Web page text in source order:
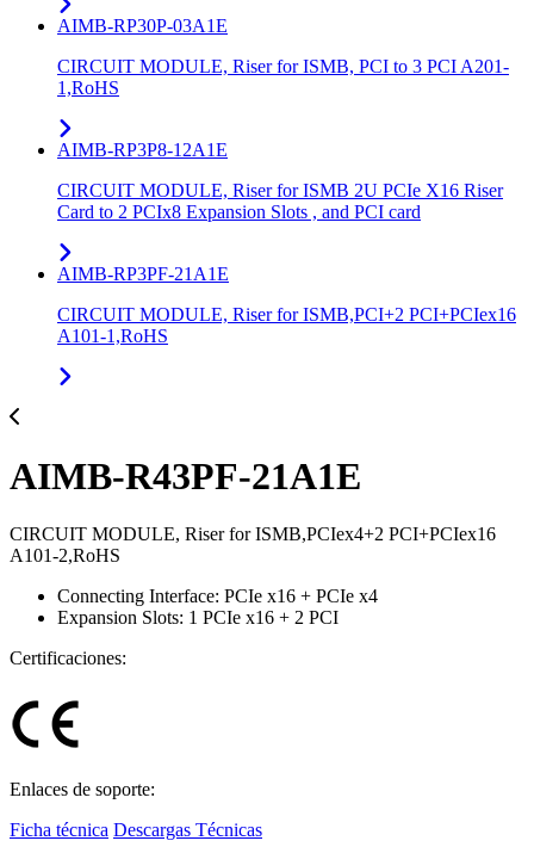
AIMB-RP30P-03A1E
CIRCUIT MODULE, Riser for ISMB, PCI to 3 PCI A201-
1,RoHS
AIMB-RP3P8-12A1E
CIRCUIT MODULE, Riser for ISMB 2U PCIe X16 Riser
Card to 2 PCIx8 Expansion Slots , and PCI card
AIMB-RP3PF-21A1E
CIRCUIT MODULE, Riser for ISMB,PCI+2 PCI+PCIex16
A101-1,RoHS
AIMB-R43PF-21A1E
CIRCUIT MODULE, Riser for ISMB,PCIex4+2 PCI+PCIex16
A101-2,RoHS
Connecting Interface: PCIe x16 + PCIe x4
Expansion Slots: 1 PCIe x16 + 2 PCI
Certificaciones:
Enlaces de soporte:
Ficha técnica Descargas Técnicas